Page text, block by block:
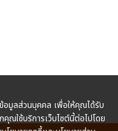
อมูลส่วนบุคคล เพื่อให้คุณได้รับ
ณใช้บริการเว็บไซต์นี้ต่อไปโดย